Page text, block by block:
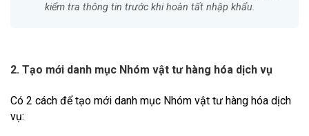
kiểm tra thông tin trước khi hoàn tất nhập khẩu.
2. Tạo mới danh mục Nhóm vật tư hàng hóa dịch vụ
Có 2 cách để tạo mới danh mục Nhóm vật tư hàng hóa dịch
vụ: